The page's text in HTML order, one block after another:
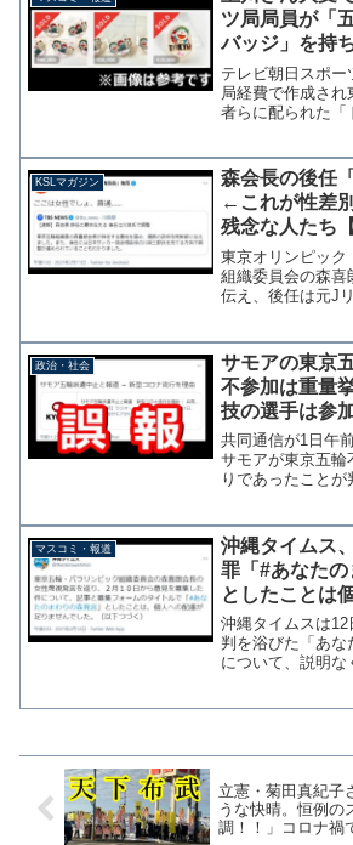
ターで「はーい、
ツ局局員が「
バッジ」を持
額転売 宴会ダ
祥事
テレビ朝日スポー
局経費で作成さ
者らに配られた「
ことを週刊文春が
指示」テレビ朝日
KSLマガジン
森会長の後任
←これが性差
残念な人たち
東京オリンピック
組織委員会の森喜
伝え、後任は元J
ット上では「後任
いった声が上が
政治・社会
サモアの東京
不参加は重量
技の選手は参
共同通信が1日午
サモアが東京五輪
りであったこと
外にいる8名は参
げ、五輪不参加
マスコミ・報道
沖縄タイムス
罪「#あなたの
としたことは
ませんでした
沖縄タイムスは
判を浴びた「あな
について、説明な
立憲・菊田真紀子
うな快晴。恒例の
調！！」コロナ禍